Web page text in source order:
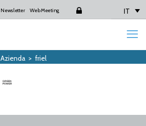
Newsletter Web Meeting IT
Azienda> friel